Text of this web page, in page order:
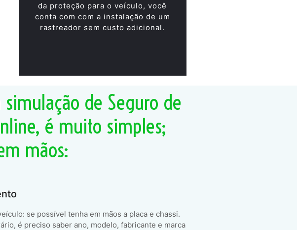
da proteção para o veículo, você
conta com com a instalação de um
rastreador sem custo adicional.
simulação de Seguro de
é muito simples;
mãos:
se possível tenha em mãos a placa e chassi.
é preciso saber ano, modelo, fabricante e marca